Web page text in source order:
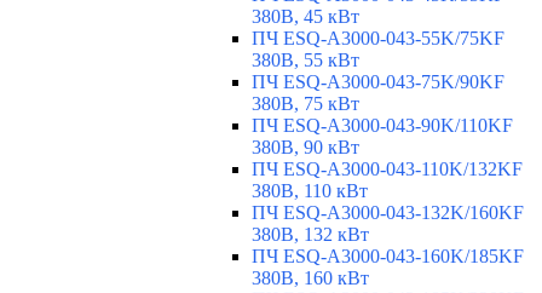
380В, 45 кВт
ПЧ ESQ-A3000-043-55K/75KF
380В, 55 кВт
ПЧ ESQ-A3000-043-75K/90KF
380В, 75 кВт
ПЧ ESQ-A3000-043-90K/110KF
380В, 90 кВт
ПЧ ESQ-A3000-043-110K/132KF
380В, 110 кВт
ПЧ ESQ-A3000-043-132K/160KF
380В, 132 кВт
ПЧ ESQ-A3000-043-160K/185KF
380В, 160 кВт